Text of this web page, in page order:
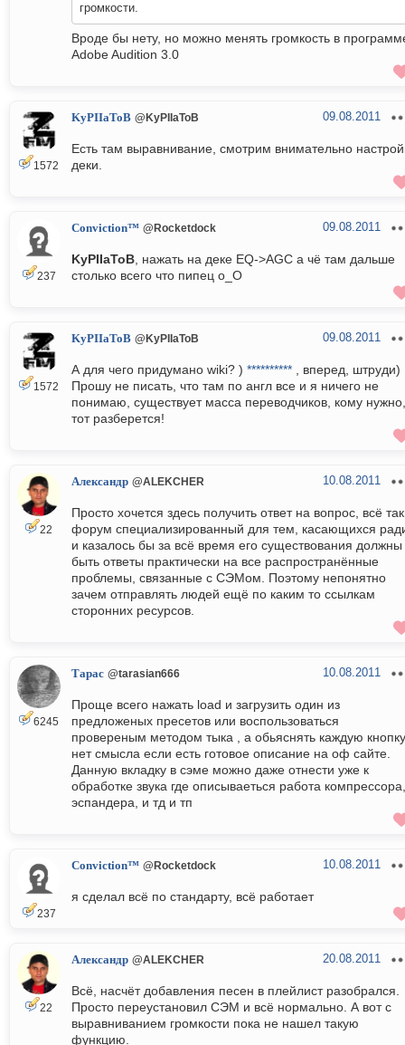
громкости.
Вроде бы нету, но можно менять громкость в
Adobe Audition 3.0
1572
KyPIIaToB @KyPIIaToB 09.08.2011
Есть там выравнивание, смотрим внимательно
деки.
237
Conviction™ @Rocketdock 09.08.2011
KyPIIaToB , нажать на деке EQ->AGC а чё там дальше
столько всего что пипец о_О
1572
KyPIIaToB @KyPIIaToB 09.08.2011
А для чего придумано wiki? ) ********** , вперед, штруди)
Прошу не писать, что там по англ все и я ничего не
понимаю, существует масса переводчиков, кому нужно,
тот разберется!
22
Александр @ALEKCHER 10.08.2011
Просто хочется здесь получить ответ на вопрос, всё
форум специализированный для тем, касающихся
и казалось бы за всё время его существования должны
быть ответы практически на все распространённые
проблемы, связанные с СЭМом. Поэтому непонятно
зачем отправлять людей ещё по каким то ссылкам
сторонних ресурсов.
6245
Тарас @tarasian666 10.08.2011
Проще всего нажать load и загрузить один из
предложеных пресетов или воспользоваться
провереным методом тыка , а обьяснять каждую кнопку
нет смысла если есть готовое описание на оф сайте.
Данную вкладку в сэме можно даже отнести уже к
обработке звука где описываеться работа компрессора,
эспандера, и тд и тп
237
Conviction™ @Rocketdock 10.08.2011
я сделал всё по стандарту, всё работает
22
Александр @ALEKCHER 20.08.2011
Всё, насчёт добавления песен в плейлист разобрался.
Просто переустановил СЭМ и всё нормально. А вот с
выравниванием громкости пока не нашел такую
функцию.